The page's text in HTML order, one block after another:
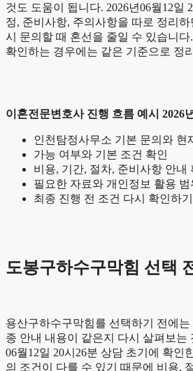
것도 도움이 됩니다. 2026년06월12일
정, 준비사항, 주의사항을 따로 정리
시 문의할 때 혼선을 줄일 수 있습니다
확인하는 경우에는 같은 기준으로 정
이혼전문변호사 진행 흐름 예시 2026
인천탐정사무소 기본 문의와 현
가능 여부와 기본 조건 확인
비용, 기간, 절차, 준비사항 안내
필요한 자료와 개인정보 활용 범
최종 진행 전 조건 다시 확인하기
도봉구하수구막힘 선택
용산구하수구막힘를 선택하기 전에는
종 안내 내용이 같은지 다시 살펴보는
06월12일 20시26분 상담 초기에 확인
의 조건이 다를 수 있기 때문에 비용,